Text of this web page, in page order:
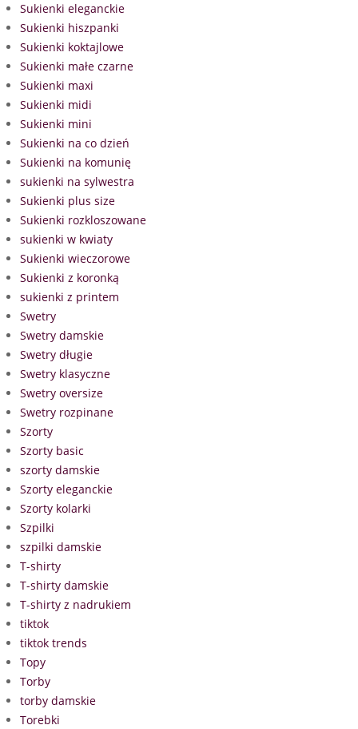
Sukienki eleganckie
Sukienki hiszpanki
Sukienki koktajlowe
Sukienki małe czarne
Sukienki maxi
Sukienki midi
Sukienki mini
Sukienki na co dzień
Sukienki na komunię
sukienki na sylwestra
Sukienki plus size
Sukienki rozkloszowane
sukienki w kwiaty
Sukienki wieczorowe
Sukienki z koronką
sukienki z printem
Swetry
Swetry damskie
Swetry długie
Swetry klasyczne
Swetry oversize
Swetry rozpinane
Szorty
Szorty basic
szorty damskie
Szorty eleganckie
Szorty kolarki
Szpilki
szpilki damskie
T-shirty
T-shirty damskie
T-shirty z nadrukiem
tiktok
tiktok trends
Topy
Torby
torby damskie
Torebki